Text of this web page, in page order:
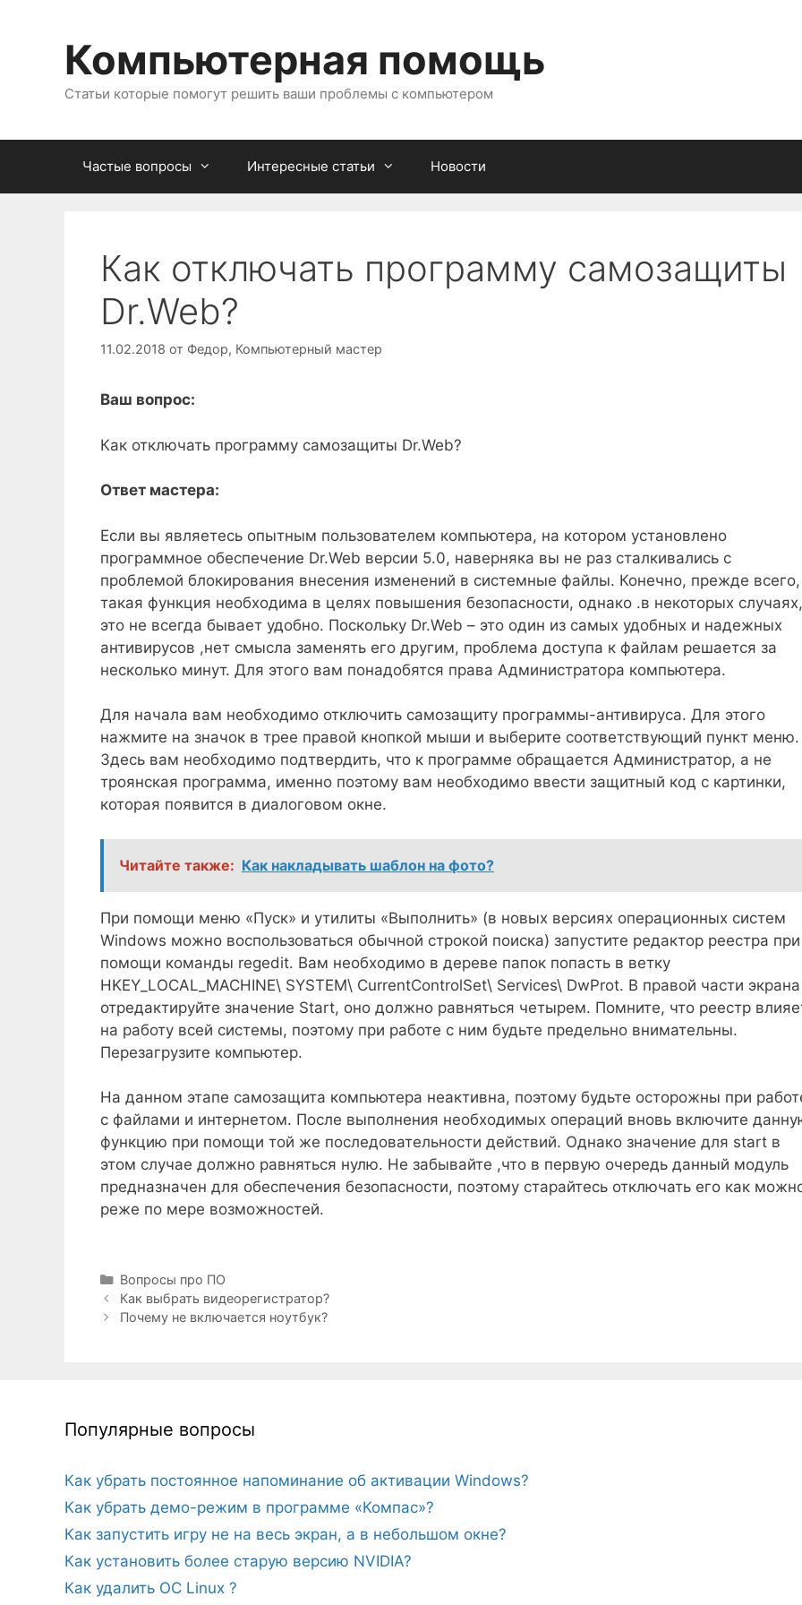
содержимомуКомпьютерная помощь
Статьи которые помогут решить ваши проблемы с компьютером
Частые вопросы Интересные статьи Новости
Как отключать программу самозащиты
Dr.Web?
11.02.2018 от Федор, Компьютерный мастер
Ваш вопрос:
Как отключать программу самозащиты Dr.Web?
Ответ мастера:
Если вы являетесь опытным пользователем компьютера, на котором установлено
программное обеспечение Dr.Web версии 5.0, наверняка вы не раз сталкивались с
проблемой блокирования внесения изменений в системные файлы. Конечно, прежде всего,
такая функция необходима в целях повышения безопасности, однако .в некоторых случаях,
это не всегда бывает удобно. Поскольку Dr.Web – это один из самых удобных и надежных
антивирусов ,нет смысла заменять его другим, проблема доступа к файлам решается за
несколько минут. Для этого вам понадобятся права Администратора компьютера.
Для начала вам необходимо отключить самозащиту программы-антивируса. Для этого
нажмите на значок в трее правой кнопкой мыши и выберите соответствующий пункт меню.
Здесь вам необходимо подтвердить, что к программе обращается Администратор, а не
троянская программа, именно поэтому вам необходимо ввести защитный код с картинки,
которая появится в диалоговом окне.
Читайте также: Как накладывать шаблон на фото?
При помощи меню «Пуск» и утилиты «Выполнить» (в новых версиях операционных систем
Windows можно воспользоваться обычной строкой поиска) запустите редактор реестра при
помощи команды regedit. Вам необходимо в дереве папок попасть в ветку
HKEY_LOCAL_MACHINE\ SYSTEM\ CurrentControlSet\ Services\ DwProt. В правой части экрана
отредактируйте значение Start, оно должно равняться четырем. Помните, что реестр
на работу всей системы, поэтому при работе с ним будьте предельно внимательны.
Перезагрузите компьютер.
На данном этапе самозащита компьютера неактивна, поэтому будьте осторожны при
с файлами и интернетом. После выполнения необходимых операций вновь включите
функцию при помощи той же последовательности действий. Однако значение для start в
этом случае должно равняться нулю. Не забывайте ,что в первую очередь данный модуль
предназначен для обеспечения безопасности, поэтому старайтесь отключать его как
реже по мере возможностей.
Рубрики
Вопросы про ПО
Как выбрать видеорегистратор?
Почему не включается ноутбук?
Популярные вопросы
Как убрать постоянное напоминание об активации Windows?
Как убрать демо-режим в программе «Компас»?
Как запустить игру не на весь экран, а в небольшом окне?
Как установить более старую версию NVIDIA?
Как удалить ОС Linux ?